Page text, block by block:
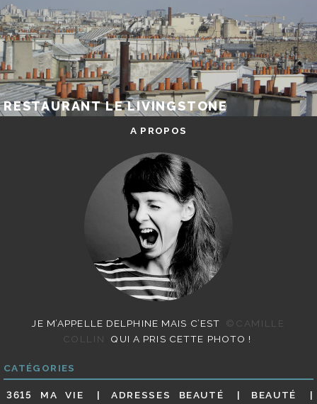
RESTAURANT LE LIVINGSTONE
A PROPOS
JE M’APPELLE DELPHINE MAIS C’EST
©CAMILLE
COLLIN
QUI A PRIS CETTE PHOTO !
CATÉGORIES
3615 MA VIE ADRESSES BEAUTÉ
BEAUTÉ